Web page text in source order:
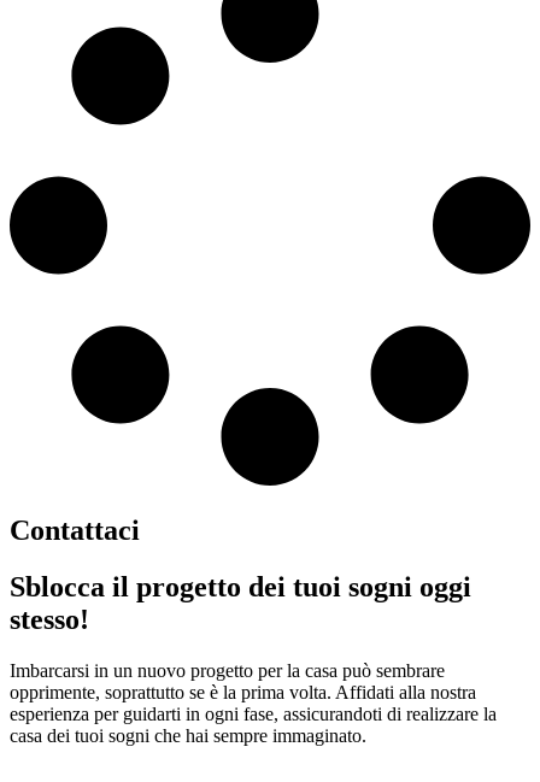
Contattaci
Sblocca il progetto dei tuoi sogni oggi
stesso!
Imbarcarsi in un nuovo progetto per la casa può sembrare
opprimente, soprattutto se è la prima volta. Affidati alla nostra
esperienza per guidarti in ogni fase, assicurandoti di realizzare la
casa dei tuoi sogni che hai sempre immaginato.